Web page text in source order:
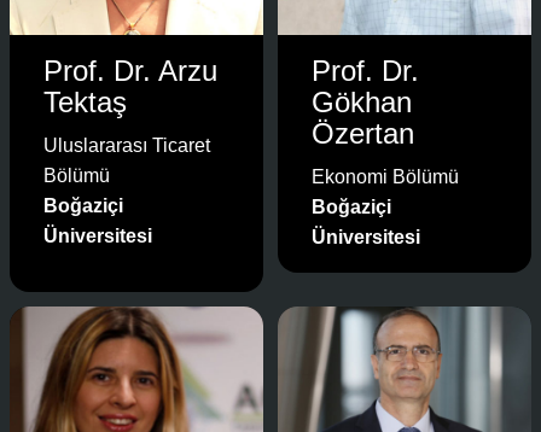
Prof. Dr. Arzu
Tektaş
Uluslararası Ticaret
Bölümü
Boğaziçi
Üniversitesi
Prof. Dr.
Gökhan
Özertan
Ekonomi Bölümü
Boğaziçi
Üniversitesi